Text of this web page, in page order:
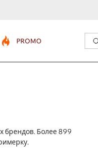
PROMO
брендов. Более 899